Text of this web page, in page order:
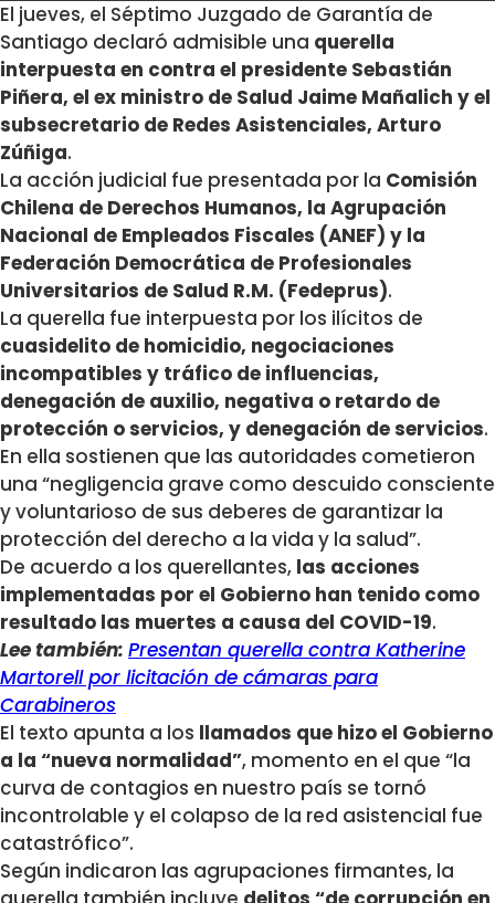
El jueves, el Séptimo Juzgado de Garantía de
Santiago declaró admisible una querella
interpuesta en contra el presidente Sebastián
Piñera, el ex ministro de Salud Jaime Mañalich y el
subsecretario de Redes Asistenciales, Arturo
Zúñiga.
La acción judicial fue presentada por la Comisión
Chilena de Derechos Humanos, la Agrupación
Nacional de Empleados Fiscales (ANEF) y la
Federación Democrática de Profesionales
Universitarios de Salud R.M. (Fedeprus).
La querella fue interpuesta por los ilícitos de
cuasidelito de homicidio, negociaciones
incompatibles y tráfico de influencias,
denegación de auxilio, negativa o retardo de
protección o servicios, y denegación de servicios.
En ella sostienen que las autoridades cometieron
una “negligencia grave como descuido consciente
y voluntarioso de sus deberes de garantizar la
protección del derecho a la vida y la salud”.
De acuerdo a los querellantes, las acciones
implementadas por el Gobierno han tenido como
resultado las muertes a causa del COVID-19.
Lee también: Presentan querella contra Katherine
Martorell por licitación de cámaras para
Carabineros
El texto apunta a los llamados que hizo el Gobierno
a la “nueva normalidad”, momento en el que “la
curva de contagios en nuestro país se tornó
incontrolable y el colapso de la red asistencial fue
catastrófico”.
Según indicaron las agrupaciones firmantes, la